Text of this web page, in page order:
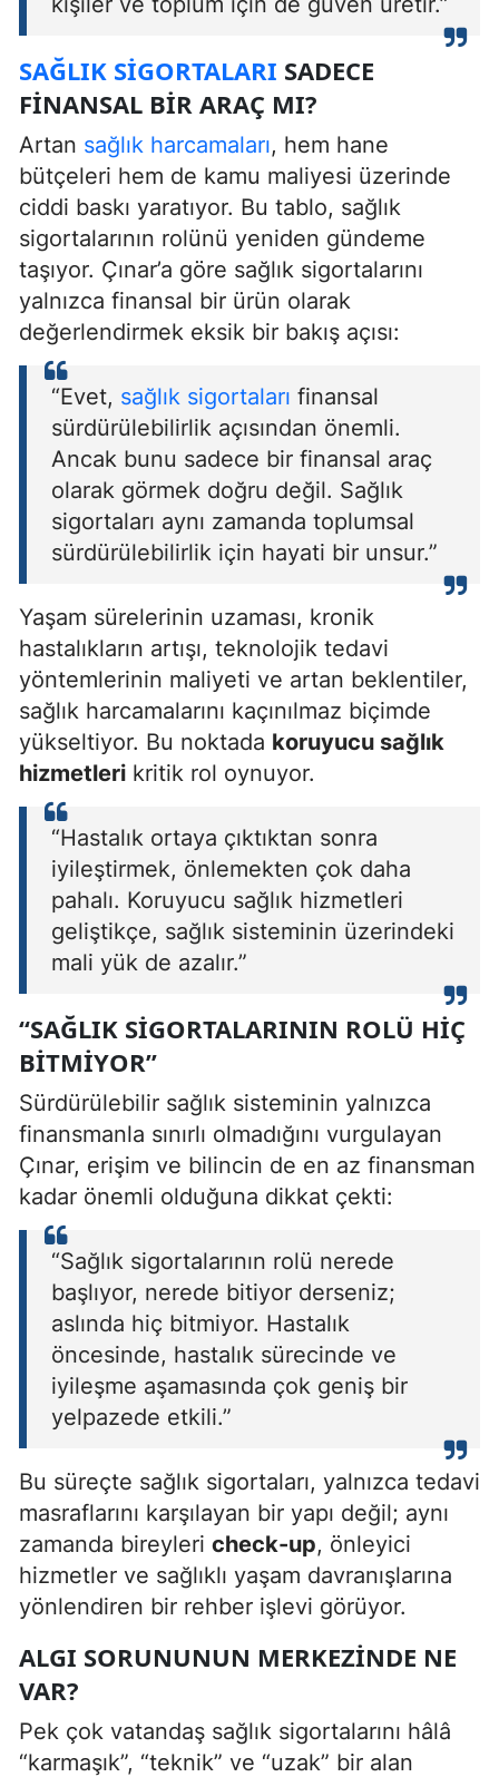
SAĞLIK SIGORTALARI SADECE
FINANSAL BIR ARAÇ MI?
Artan sağlık harcamaları, hem hane
bütçeleri hem de kamu maliyesi üzerinde
ciddi baskı yaratıyor. Bu tablo, sağlık
sigortalarının rolünü yeniden gündeme
taşıyor. Çınar’a göre sağlık sigortalarını
yalnızca finansal bir ürün olarak
değerlendirmek eksik bir bakış açısı:
“Evet, sağlık sigortaları finansal
sürdürülebilirlik açısından önemli.
Ancak bunu sadece bir finansal araç
olarak görmek doğru değil. Sağlık
sigortaları aynı zamanda toplumsal
sürdürülebilirlik için hayati bir unsur.”
Yaşam sürelerinin uzaması, kronik
hastalıkların artışı, teknolojik tedavi
yöntemlerinin maliyeti ve artan beklentiler,
sağlık harcamalarını kaçınılmaz biçimde
yükseltiyor. Bu noktada koruyucu sağlık
hizmetleri kritik rol oynuyor.
“Hastalık ortaya çıktıktan sonra
iyileştirmek, önlemekten çok daha
pahalı. Koruyucu sağlık hizmetleri
geliştikçe, sağlık sisteminin üzerindeki
mali yük de azalır.”
“SAĞLIK SIGORTALARININ ROLÜ HIÇ
BITMIYOR”
Sürdürülebilir sağlık sisteminin yalnızca
finansmanla sınırlı olmadığını vurgulayan
Çınar, erişim ve bilincin de en az finansman
kadar önemli olduğuna dikkat çekti:
“Sağlık sigortalarının rolü nerede
başlıyor, nerede bitiyor derseniz;
aslında hiç bitmiyor. Hastalık
öncesinde, hastalık sürecinde ve
iyileşme aşamasında çok geniş bir
yelpazede etkili.”
Bu süreçte sağlık sigortaları, yalnızca tedavi
masraflarını karşılayan bir yapı değil; aynı
zamanda bireyleri check-up, önleyici
hizmetler ve sağlıklı yaşam davranışlarına
yönlendiren bir rehber işlevi görüyor.
ALGI SORUNUNUN MERKEZINDE NE
VAR?
Pek çok vatandaş sağlık sigortalarını hâlâ
“karmaşık”, “teknik” ve “uzak” bir alan